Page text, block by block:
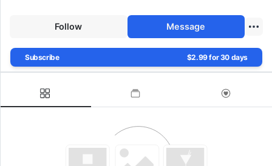
Escribo sobre el cristianismo aplicado a la vida diaria, pero no
desde el púlpito ni desde la teología fácil. Escribo desde el
preguntas que no tienen respuestas bonitas.
paternidad a distancia, las relaciones familiares rotas y
No tengo títulos. Tengo una vida. Y creo que a veces, la
honestidad es más útil que todas las respuestas juntas.
Follow Message
Subscribe $2.99 for 30 days